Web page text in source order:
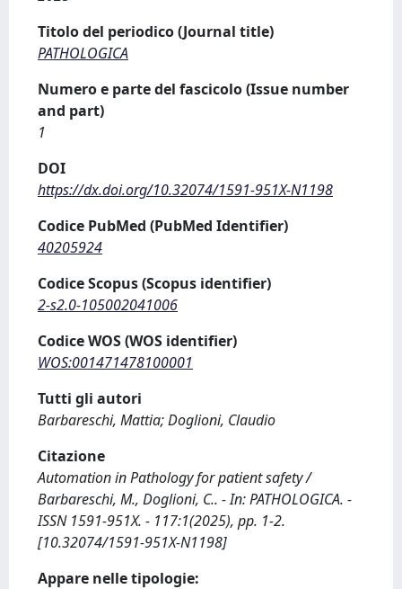
Titolo del periodico (Journal title)
PATHOLOGICA
Numero e parte del fascicolo (Issue number
and part)
1
DOI
https://dx.doi.org/10.32074/1591-951X-N1198
Codice PubMed (PubMed Identifier)
40205924
Codice Scopus (Scopus identifier)
2-s2.0-105002041006
Codice WOS (WOS identifier)
WOS:001471478100001
Tutti gli autori
Barbareschi, Mattia; Doglioni, Claudio
Citazione
Automation in Pathology for patient safety /
Barbareschi, M., Doglioni, C.. - In: PATHOLOGICA. -
ISSN 1591-951X. - 117:1(2025), pp. 1-2.
[10.32074/1591-951X-N1198]
Appare nelle tipologie: